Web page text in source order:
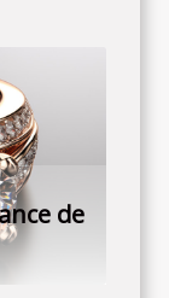
de